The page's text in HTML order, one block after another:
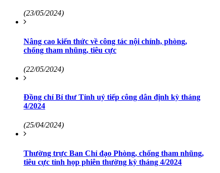
(23/05/2024)
Nâng cao kiến thức về công tác nội chính, phòng,
chống tham nhũng, tiêu cực
(22/05/2024)
Đồng chí Bí thư Tỉnh uỷ tiếp công dân định kỳ tháng
4/2024
(25/04/2024)
Thường trực Ban Chỉ đạo Phòng, chống tham nhũng,
tiêu cực tỉnh họp phiên thường kỳ tháng 4/2024